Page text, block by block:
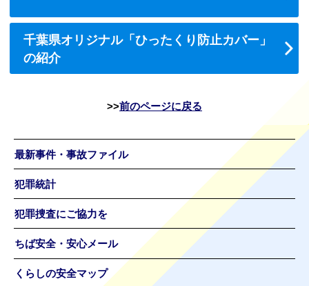
千葉県オリジナル「ひったくり防止カバー」
の紹介
前のページに戻る
最新事件・事故ファイル
犯罪統計
犯罪捜査にご協力を
ちば安全・安心メール
くらしの安全マップ